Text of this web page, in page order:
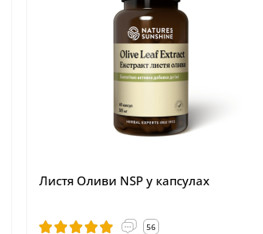
Листя Оливи NSP у капсулах
56